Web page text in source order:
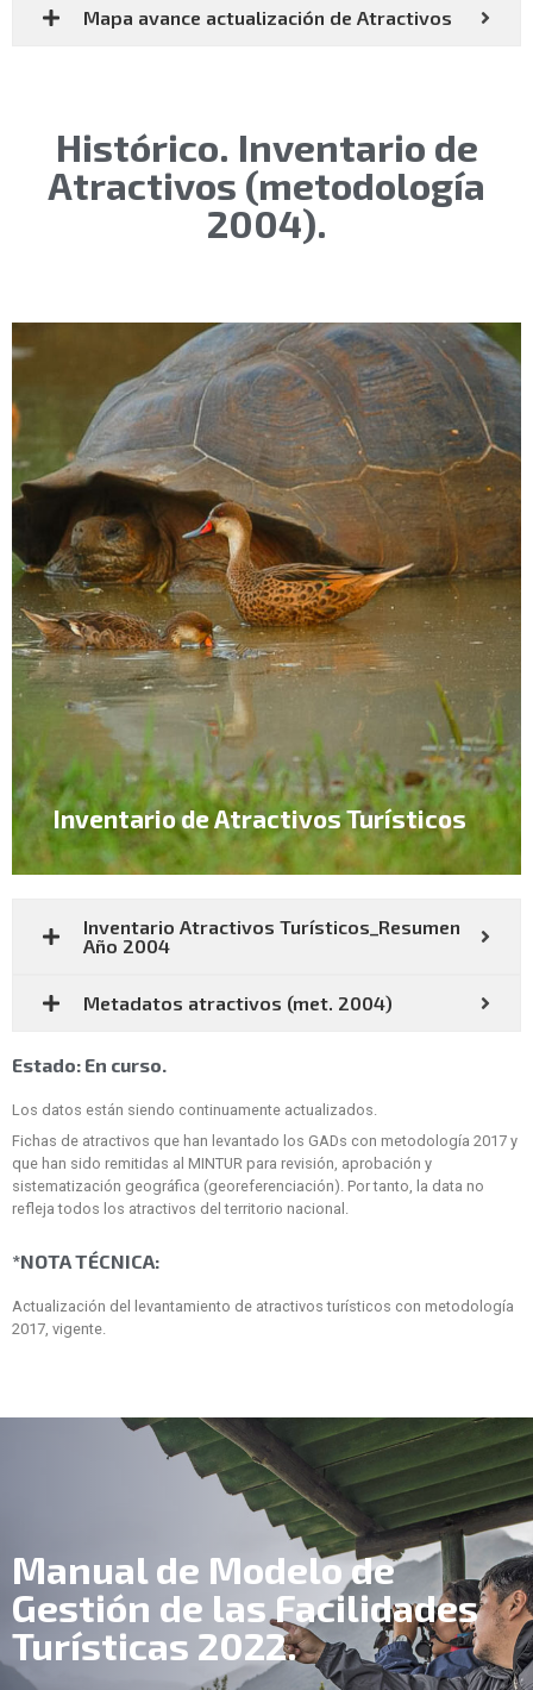
Mapa avance actualización de Atractivos
Histórico. Inventario de
Atractivos (metodología
2004).
Inventario de Atractivos Turísticos
Inventario Atractivos Turísticos_Resumen
Año 2004
Metadatos atractivos (met. 2004)
Estado: En curso.
Los datos están siendo continuamente actualizados.
Fichas de atractivos que han levantado los GADs con metodología 2017 y
que han sido remitidas al MINTUR para revisión, aprobación y
sistematización geográfica (georeferenciación). Por tanto, la data no
refleja todos los atractivos del territorio nacional.
*NOTA TÉCNICA:
Actualización del levantamiento de atractivos turísticos con metodología
2017, vigente.
Manual de Modelo de
Gestión de las Facilidades
Turísticas 2022.